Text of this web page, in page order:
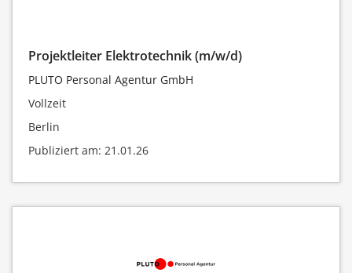
Projektleiter Elektrotechnik (m/w/d)
PLUTO Personal Agentur GmbH
Vollzeit
Berlin
Publiziert am: 21.01.26